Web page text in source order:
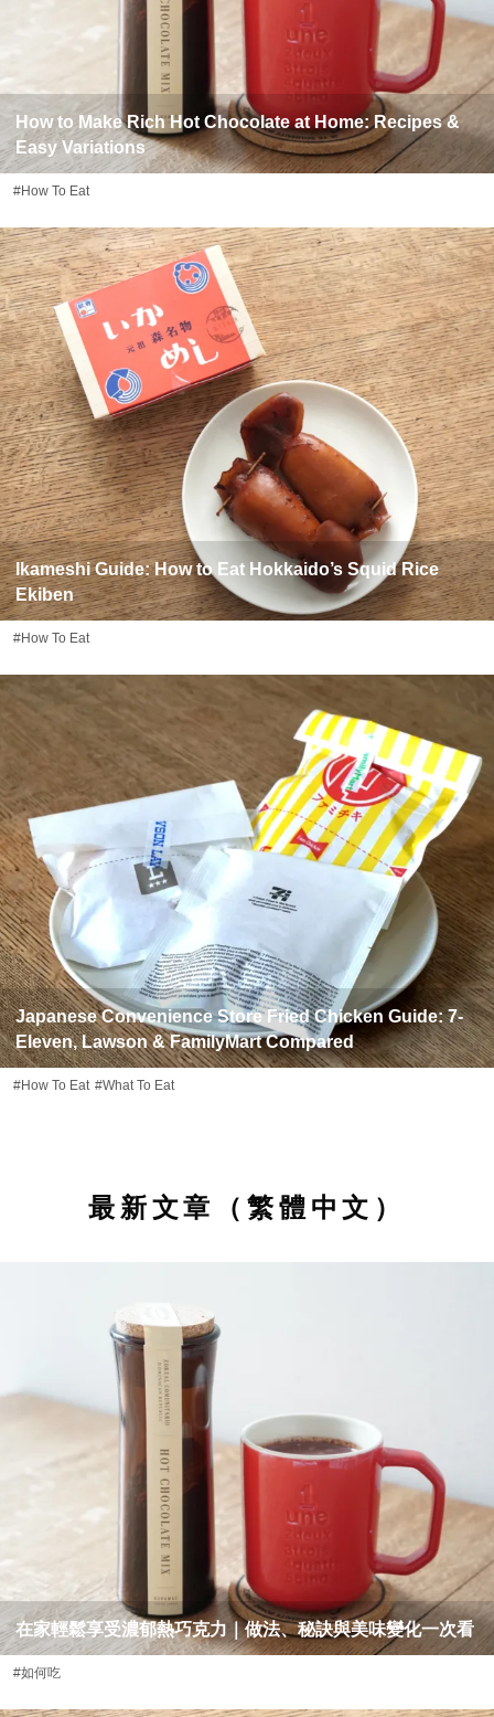
How to Make Rich Hot Chocolate at Home: Recipes &
Easy Variations
#How To Eat
Ikameshi Guide: How to Eat Hokkaido’s Squid Rice
Ekiben
#How To Eat
Japanese Convenience Store Fried Chicken Guide: 7-
Eleven, Lawson & FamilyMart Compared
#How To Eat #What To Eat
最新文章（繁體中文）
在家輕鬆享受濃郁熱巧克力｜做法、秘訣與美味變化一次看
#如何吃